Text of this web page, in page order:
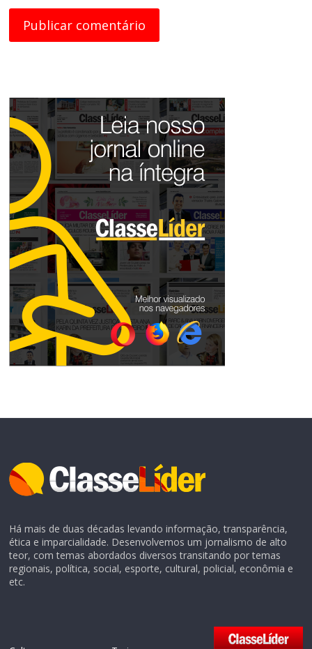
Há mais de duas décadas levando informação, transparência,
ética e imparcialidade. Desenvolvemos um jornalismo de alto
teor, com temas abordados diversos transitando por temas
regionais, política, social, esporte, cultural, policial, econômia e
etc.